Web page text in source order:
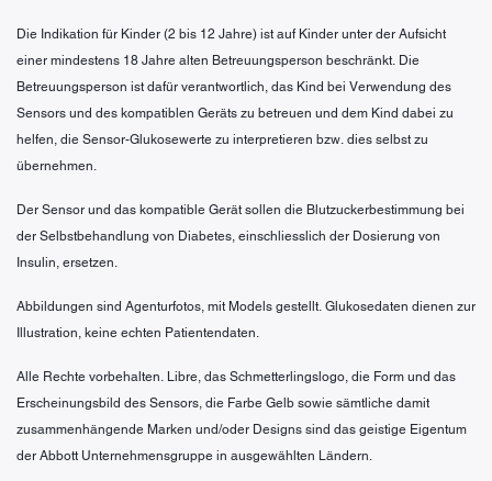
Die Indikation für Kinder (2 bis 12 Jahre) ist auf Kinder unter der Aufsicht
einer mindestens 18 Jahre alten Betreuungsperson beschränkt. Die
Betreuungsperson ist dafür verantwortlich, das Kind bei Verwendung des
Sensors und des kompatiblen Geräts zu betreuen und dem Kind dabei zu
helfen, die Sensor-Glukosewerte zu interpretieren bzw. dies selbst zu
übernehmen.
Der Sensor und das kompatible Gerät sollen die Blutzuckerbestimmung bei
der Selbstbehandlung von Diabetes, einschliesslich der Dosierung von
Insulin, ersetzen.
Abbildungen sind Agenturfotos, mit Models gestellt. Glukosedaten dienen zur
Illustration, keine echten Patientendaten.
Alle Rechte vorbehalten. Libre, das Schmetterlingslogo, die Form und das
Erscheinungsbild des Sensors, die Farbe Gelb sowie sämtliche damit
zusammenhängende Marken und/oder Designs sind das geistige Eigentum
der Abbott Unternehmensgruppe in ausgewählten Ländern.